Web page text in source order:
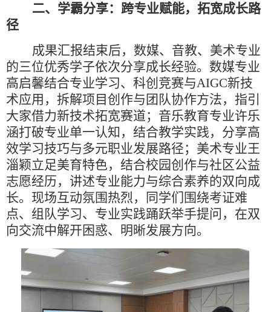
二、学霸分享：跨专业赋能，拓宽成长路
径
成果汇报结束后，数媒、音教、美术专业
的三位优秀学子依次分享成长经验。数媒专业
高启馨结合专业学习、科创竞赛与AIGC新技
术应用，拆解项目创作与团队协作方法，指引
大家借力新技术拓宽赛道；音乐教育专业许乐
涵打破专业单一认知，结合教学实践，分享高
效学习技巧与多元职业发展路径；美术专业王
淄颖立足美育特色，结合校园创作与社区公益
志愿经历，讲述专业能力与综合素养的双向成
长。现场互动氛围热烈，同学们围绕考证难
点、组队学习、专业实践踊跃举手提问，在双
向交流中解开困惑、明晰发展方向。